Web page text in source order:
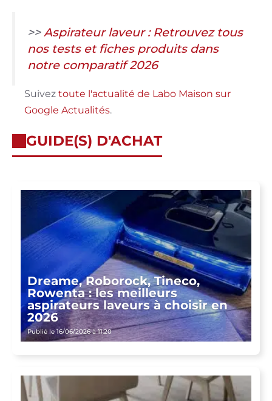
>>Aspirateur laveur : Retrouvez tous
nos tests et fiches produits dans
notre comparatif 2026
Suivez toute l'actualité de Labo Maison sur
Google Actualités.
GUIDE(S) D'ACHAT
Dreame, Roborock, Tineco,
Rowenta : les meilleurs
aspirateurs laveurs à choisir en
2026
Publié le 16/06/2026 à 11:20